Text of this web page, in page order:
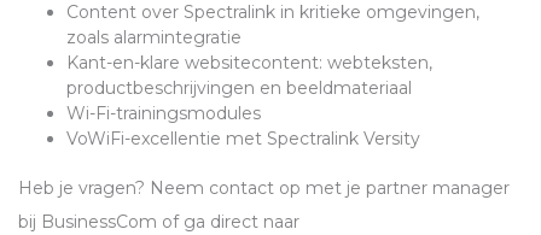
Content over Spectralink in kritieke omgevingen,
zoals alarmintegratie
Kant-en-klare websitecontent: webteksten,
productbeschrijvingen en beeldmateriaal
Wi-Fi-trainingsmodules
VoWiFi-excellentie met Spectralink Versity
Heb je vragen? Neem contact op met je partner manager
bij BusinessCom of ga direct naar